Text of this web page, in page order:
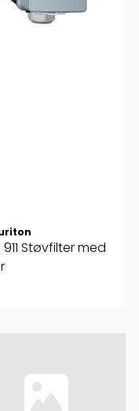
911 Støvfilter med